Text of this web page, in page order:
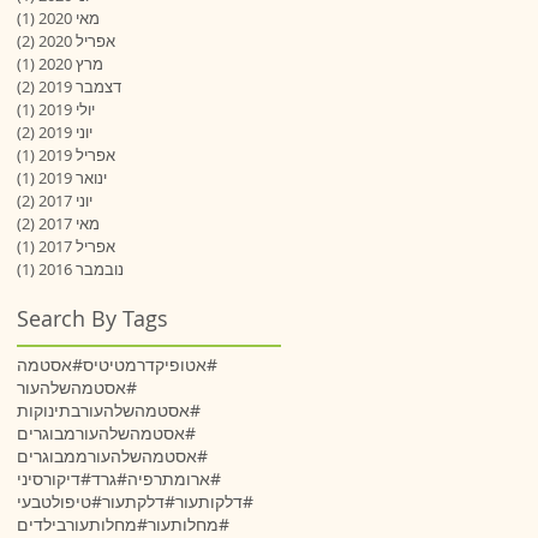
מאי 2020
(1)
אפריל 2020
(2)
מרץ 2020
(1)
דצמבר 2019
(2)
יולי 2019
(1)
יוני 2019
(2)
אפריל 2019
(1)
ינואר 2019
(1)
יוני 2017
(2)
מאי 2017
(2)
אפריל 2017
(1)
נובמבר 2016
(1)
Search By Tags
#אטופיקדרמטיטיס#אסטמה
#אסטמהשלהעור
#אסטמהשלהעורבתינוקות
#אסטמהשלהעורמבוגרים
#אסטמהשלהעורממבוגרים
#ארומתרפיה#גרד#דיקורסיני
#דלקותעור#דלקתעור#טיפולטבעי
#מחלותעור#מחלותעורבילדים